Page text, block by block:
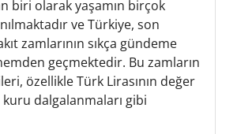
biri olarak yaşamın birçok
ve Türkiye, son
zamlarının sıkça gündeme
geçmektedir. Bu zamların
özellikle Türk Lirasının değer
kuru dalgalanmaları gibi